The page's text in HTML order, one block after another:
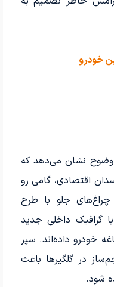
خودرو
نشان می‌دهد که
اقتصادی، گامی رو
جلو با طرح
گرافیک داخلی جدید
خودرو داده‌اند. سپر
در گلگیرها باعث
شود.